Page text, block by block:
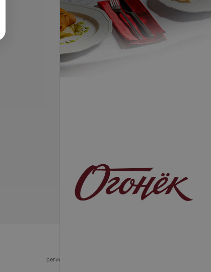
регистрирующий орган - Минский горисполком